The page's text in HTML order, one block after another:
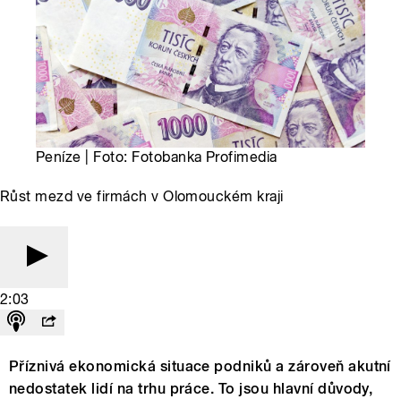
Peníze | Foto: Fotobanka Profimedia
Růst mezd ve firmách v Olomouckém kraji
2:03
Příznivá ekonomická situace podniků a zároveň akutní
nedostatek lidí na trhu práce. To jsou hlavní důvody,